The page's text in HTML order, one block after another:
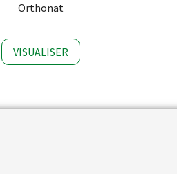
Orthonat
VISUALISER